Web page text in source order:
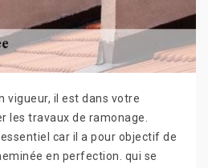
vigueur, il est dans votre
les travaux de ramonage.
car il a pour objectif de
en perfection. qui se